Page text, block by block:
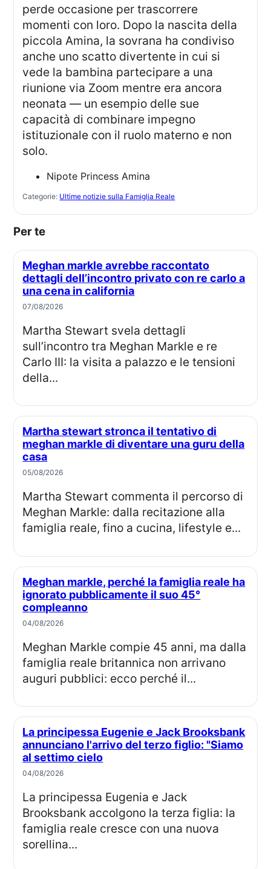
perde occasione per trascorrere
momenti con loro. Dopo la nascita della
piccola Amina, la sovrana ha condiviso
anche uno scatto divertente in cui si
vede la bambina partecipare a una
riunione via Zoom mentre era ancora
neonata — un esempio delle sue
capacità di combinare impegno
istituzionale con il ruolo materno e non
solo.
Nipote Princess Amina
Categorie: Ultime notizie sulla Famiglia Reale
Per te
Meghan markle avrebbe raccontato
dettagli dell’incontro privato con re carlo a
una cena in california
07/08/2026
Martha Stewart svela dettagli
sull’incontro tra Meghan Markle e re
Carlo III: la visita a palazzo e le tensioni
della...
Martha stewart stronca il tentativo di
meghan markle di diventare una guru della
casa
05/08/2026
Martha Stewart commenta il percorso di
Meghan Markle: dalla recitazione alla
famiglia reale, fino a cucina, lifestyle e...
Meghan markle, perché la famiglia reale ha
ignorato pubblicamente il suo 45°
compleanno
04/08/2026
Meghan Markle compie 45 anni, ma dalla
famiglia reale britannica non arrivano
auguri pubblici: ecco perché il...
La principessa Eugenie e Jack Brooksbank
annunciano l'arrivo del terzo figlio: "Siamo
al settimo cielo
04/08/2026
La principessa Eugenia e Jack
Brooksbank accolgono la terza figlia: la
famiglia reale cresce con una nuova
sorellina...